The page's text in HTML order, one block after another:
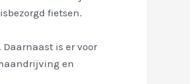
fietsen.
is er voor
en